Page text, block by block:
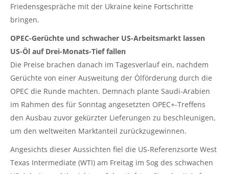
Friedensgespräche mit der Ukraine keine Fortschritte
bringen.
OPEC-Gerüchte und schwacher US-Arbeitsmarkt lassen
US-Öl auf Drei-Monats-Tief fallen
Die Preise brachen danach im Tagesverlauf ein, nachdem
Gerüchte von einer Ausweitung der Ölförderung durch die
OPEC die Runde machten. Demnach plante Saudi-Arabien
im Rahmen des für Sonntag angesetzten OPEC+-Treffens
den Ausbau zuvor gekürzter Lieferungen zu beschleunigen,
um den weltweiten Marktanteil zurückzugewinnen.
Angesichts dieser Aussichten fiel die US-Referenzsorte West
Texas Intermediate (WTI) am Freitag im Sog des schwachen